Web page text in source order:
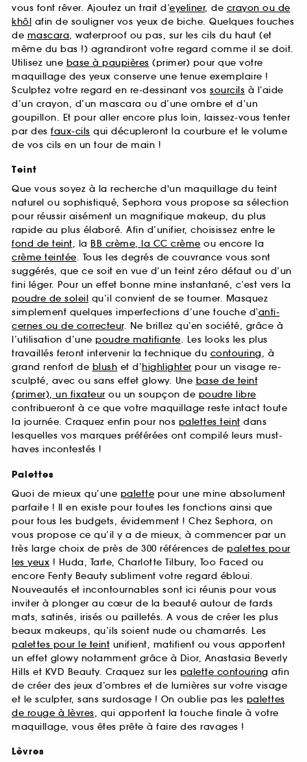
vous font rêver. Ajoutez un trait d’eyeliner, de crayon ou de
khôl afin de souligner vos yeux de biche. Quelques touches
de mascara, waterproof ou pas, sur les cils du haut (et
même du bas !) agrandiront votre regard comme il se doit.
Utilisez une base à paupières (primer) pour que votre
maquillage des yeux conserve une tenue exemplaire !
Sculptez votre regard en re-dessinant vos sourcils à l’aide
d’un crayon, d’un mascara ou d’une ombre et d’un
goupillon. Et pour aller encore plus loin, laissez-vous tenter
par des faux-cils qui décupleront la courbure et le volume
de vos cils en un tour de main !
Teint
Que vous soyez à la recherche d'un maquillage du teint
naturel ou sophistiqué, Sephora vous propose sa sélection
pour réussir aisément un magnifique makeup, du plus
rapide au plus élaboré. Afin d’unifier, choisissez entre le
fond de teint, la BB crème, la CC crème ou encore la
crème teintée. Tous les degrés de couvrance vous sont
suggérés, que ce soit en vue d’un teint zéro défaut ou d’un
fini léger. Pour un effet bonne mine instantané, c’est vers la
poudre de soleil qu’il convient de se tourner. Masquez
simplement quelques imperfections d’une touche d’anti-
cernes ou de correcteur. Ne brillez qu’en société, grâce à
l’utilisation d’une poudre matifiante. Les looks les plus
travaillés feront intervenir la technique du contouring, à
grand renfort de blush et d’highlighter pour un visage re-
sculpté, avec ou sans effet glowy. Une base de teint
(primer), un fixateur ou un soupçon de poudre libre
contribueront à ce que votre maquillage reste intact toute
la journée. Craquez enfin pour nos palettes teint dans
lesquelles vos marques préférées ont compilé leurs must-
haves incontestés !
Palettes
Quoi de mieux qu’une palette pour une mine absolument
parfaite ! Il en existe pour toutes les fonctions ainsi que
pour tous les budgets, évidemment ! Chez Sephora, on
vous propose ce qu’il y a de mieux, à commencer par un
très large choix de près de 300 références de palettes pour
les yeux ! Huda, Tarte, Charlotte Tilbury, Too Faced ou
encore Fenty Beauty subliment votre regard ébloui.
Nouveautés et incontournables sont ici réunis pour vous
inviter à plonger au cœur de la beauté autour de fards
mats, satinés, irisés ou pailletés. A vous de créer les plus
beaux makeups, qu’ils soient nude ou chamarrés. Les
palettes pour le teint unifient, matifient ou vous apportent
un effet glowy notamment grâce à Dior, Anastasia Beverly
Hills et KVD Beauty. Craquez sur les palette contouring afin
de créer des jeux d’ombres et de lumières sur votre visage
et le sculpter, sans surdosage ! On oublie pas les palettes
de rouge à lèvres, qui apportent la touche finale à votre
maquillage, vous êtes prête à faire des ravages !
Lèvres